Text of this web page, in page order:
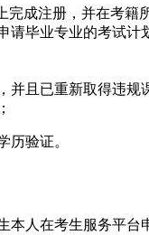
成注册，并在考籍
请毕业专业的考试计
且已重新取得违规
历验证。
人在考生服务平台